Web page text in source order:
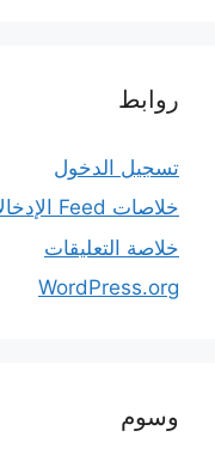
روابط
تسجيل الدخول
خلاصات Feed الإدخالات
خلاصة التعليقات
WordPress.org
وسوم